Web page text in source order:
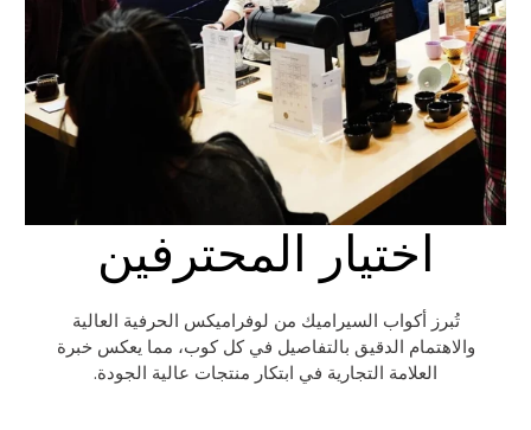
اختيار المحترفين
تُبرز أكواب السيراميك من لوفراميكس الحرفية العالية
والاهتمام الدقيق بالتفاصيل في كل كوب، مما يعكس خبرة
العلامة التجارية في ابتكار منتجات عالية الجودة.